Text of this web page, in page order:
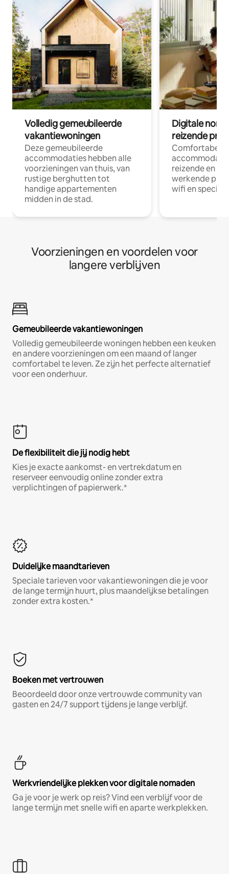
Volledig gemeubileerde
vakantiewoningen
Deze gemeubileerde
accommodaties hebben alle
voorzieningen van thuis, van
rustige berghutten tot
handige appartementen
midden in de stad.
Digitale
reizende
Comfortabele
reizende en
werkende
wifi en
Voorzieningen en voordelen voor
langere verblijven
Gemeubileerde vakantiewoningen
Volledig gemeubileerde woningen hebben een keuken
en andere voorzieningen om een maand of langer
comfortabel te leven. Ze zijn het perfecte alternatief
voor een onderhuur.
De flexibiliteit die jij nodig hebt
Kies je exacte aankomst- en vertrekdatum en
reserveer eenvoudig online zonder extra
verplichtingen of papierwerk.*
Duidelijke maandtarieven
Speciale tarieven voor vakantiewoningen die je voor
de lange termijn huurt, plus maandelijkse betalingen
zonder extra kosten.*
Boeken met vertrouwen
Beoordeeld door onze vertrouwde community van
gasten en 24/7 support tijdens je lange verblijf.
Werkvriendelijke plekken voor digitale nomaden
Ga je voor je werk op reis? Vind een verblijf voor de
lange termijn met snelle wifi en aparte werkplekken.